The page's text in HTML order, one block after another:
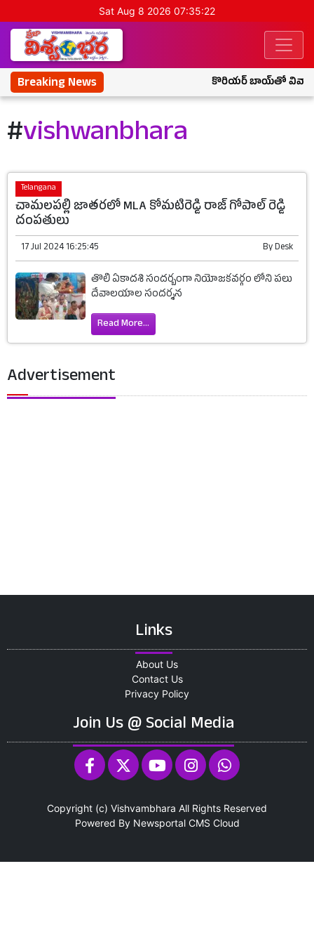
Sat Aug 8 2026 07:35:22
Breaking News కొరియర్ బాయ్‌తో వివాహేతర
#vishwanbhara
Telangana
చామలపల్లి జాతరలో MLA కోమటిరెడ్డి రాజ్ గోపాల్ రెడ్డి
దంపతులు
17 Jul 2024 16:25:45 ByDesk
తొలి ఏకాదశి సందర్బంగా నియోజకవర్గం లోని పలు
దేవాలయాల సందర్శన
Read More...
Advertisement
Links
About Us
Contact Us
Privacy Policy
Join Us @ Social Media
Copyright (c) Vishvambhara All Rights Reserved
Powered By Newsportal CMS Cloud